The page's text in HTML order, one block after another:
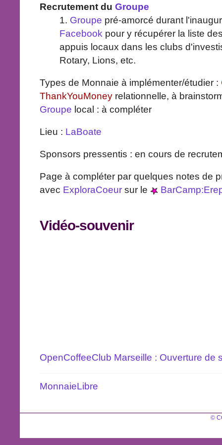
Recrutement du Groupe
1. Groupe pré-amorcé durant
Facebook pour y récupérer la liste
appuis locaux dans les clubs
Rotary, Lions, etc.
Types de Monnaie à implémenter/étudier :
ThankYouMoney relationnelle, à
Groupe local : à compléter
Lieu : LaBoate
Sponsors pressentis : en cours de
Page à compléter par quelques notes de
avec ExploraCoeur sur le
Vidéo-souvenir
OpenCoffeeClub Marseille : Ouverture de
MonnaieLibre
©